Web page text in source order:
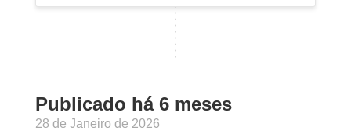
Publicado há 6 meses
28 de Janeiro de 2026